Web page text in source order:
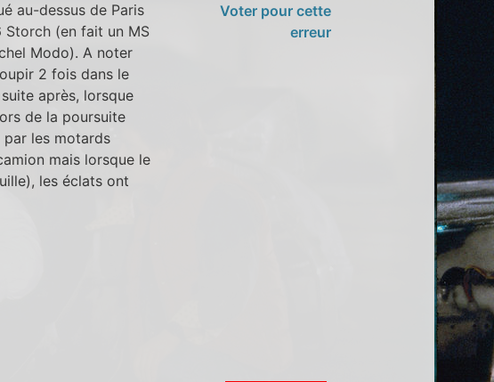
au-dessus de Paris
(en fait un MS
Modo). A noter
2 fois dans le
après, lorsque
de la poursuite
les motards
mais lorsque le
les éclats ont
Voter pour cette
erreur